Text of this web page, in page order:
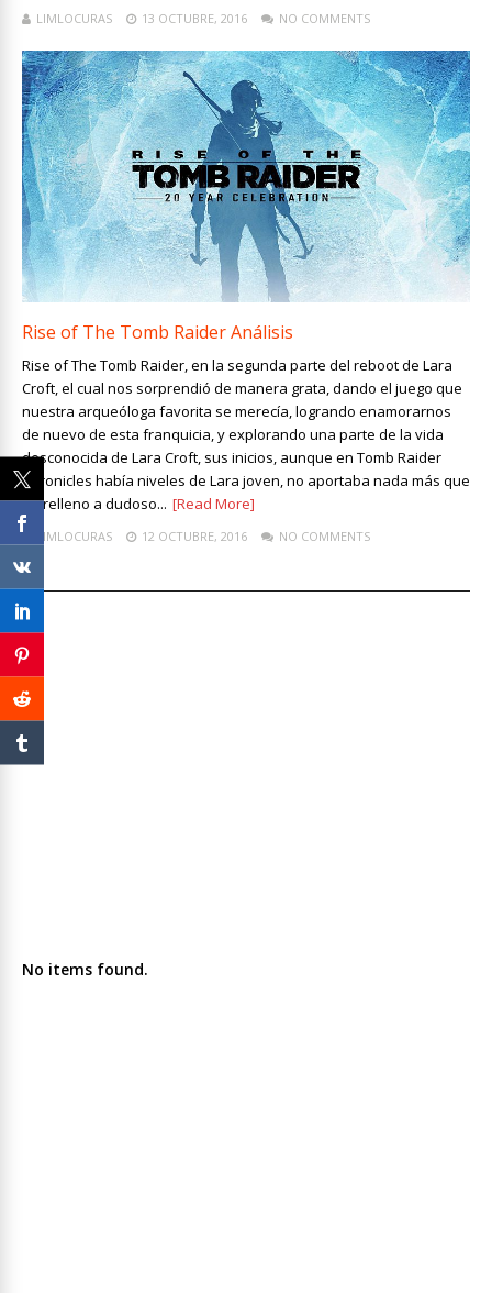
LIMLOCURAS 13 OCTUBRE, 2016 NO COMMENTS
Rise of The Tomb Raider Análisis
Rise of The Tomb Raider, en la segunda parte del reboot de Lara
Croft, el cual nos sorprendió de manera grata, dando el juego que
nuestra arqueóloga favorita se merecía, logrando enamorarnos
de nuevo de esta franquicia, y explorando una parte de la vida
desconocida de Lara Croft, sus inicios, aunque en Tomb Raider
Chronicles había niveles de Lara joven, no aportaba nada más que
un relleno a dudoso... [Read More]
LIMLOCURAS 12 OCTUBRE, 2016 NO COMMENTS
No items found.